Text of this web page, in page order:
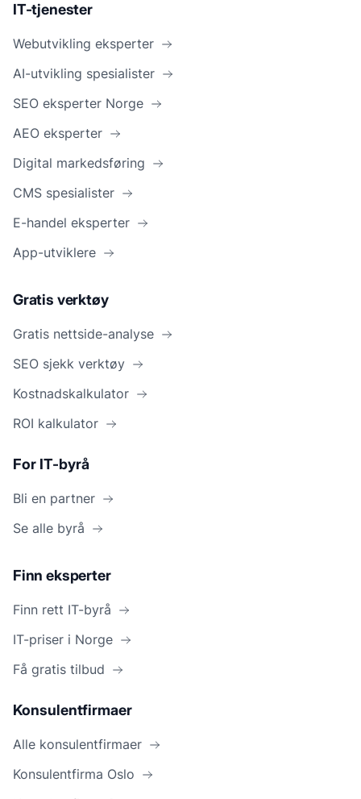
IT-tjenester
Webutvikling eksperter
AI-utvikling spesialister
SEO eksperter Norge
AEO eksperter
Digital markedsføring
CMS spesialister
E-handel eksperter
App-utviklere
Gratis verktøy
Gratis nettside-analyse
SEO sjekk verktøy
Kostnadskalkulator
ROI kalkulator
For IT-byrå
Bli en partner
Se alle byrå
Finn eksperter
Finn rett IT-byrå
IT-priser i Norge
Få gratis tilbud
Konsulentfirmaer
Alle konsulentfirmaer
Konsulentfirma Oslo